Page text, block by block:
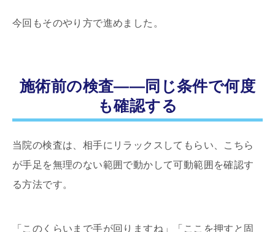
今回もそのやり方で進めました。
施術前の検査――同じ条件で何度
も確認する
当院の検査は、相手にリラックスしてもらい、こちら
が手足を無理のない範囲で動かして可動範囲を確認す
る方法です。
「このくらいまで手が回りますね」「ここを押すと固